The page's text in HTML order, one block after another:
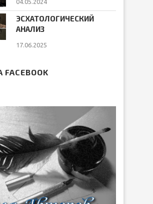
04.05.2024
ЭСХАТОЛОГИЧЕСКИЙ
АНАЛИЗ
17.06.2025